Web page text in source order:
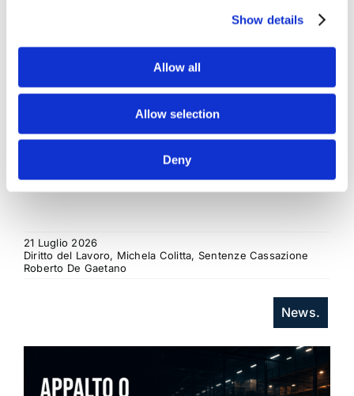
Show details
Allow all
Allow selection
Deny
La sentenza n. 16835 del 29 maggio 2026 della
su un tema di grande rilievo teorico e pratico
nell'ambito delle obbligazioni solidali passive: il
rapporto tra l'azione di [...]
21 Luglio 2026
Diritto del Lavoro, Michela Colitta, Sentenze Cassazione
Roberto De Gaetano
News.